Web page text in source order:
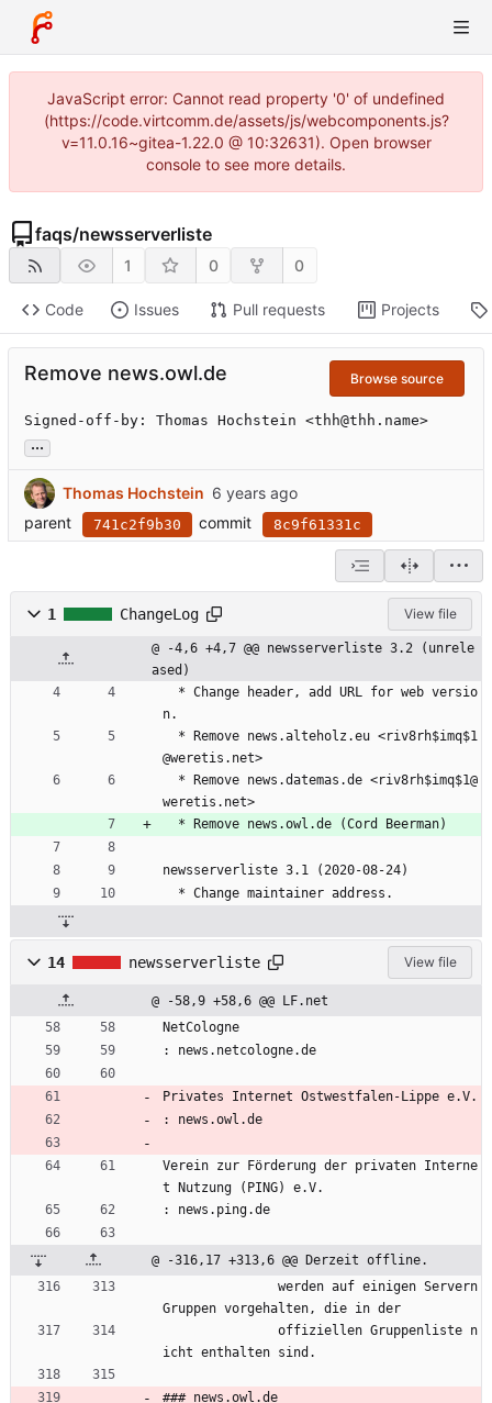
JavaScript error: Cannot read property '0' of undefined
(https://code.virtcomm.de/assets/js/webcomponents.js?
v=11.0.16~gitea-1.22.0 @ 10:32631). Open browser
console to see more details.
faqs/newsserverliste
1 0 0
Code Issues Pull requests Projects
Remove news.owl.de Browse source
Signed-off-by: Thomas Hochstein <thh@thh.name>
...
Thomas Hochstein
parent
741c2f9b30 commit 8c9f61331c
1 ChangeLog View file
@ -4,6 +4,7 @@ newsserverliste 3.2 (unrele
ased)
n.
@weretis.net>
weretis.net>
  * Remove news.owl.de (Cord Beerman)
newsserverliste 3.1 (2020-08-24)
  * Change maintainer address.
14 newsserverliste View file
@ -58,9 +58,6 @@ LF.net
NetCologne
: news.netcologne.de
Privates Internet Ostwestfalen-Lippe e.V.
: news.owl.de
Verein zur Förderung der privaten Interne
t Nutzung (PING) e.V.
: news.ping.de
@ -316,17 +313,6 @@ Derzeit offline.
Gruppen vorgehalten, die in der
icht enthalten sind.
### news.owl.de